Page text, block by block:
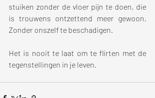
stuiken zonder de vloer pijn te doen, die
is trouwens ontzettend meer gewoon.
Zonder onszelf te beschadigen.
Het is nooit te laat om te flirten met de
tegenstellingen in je leven.